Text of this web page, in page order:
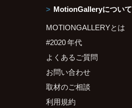
MotionGalleryについて
MOTIONGALLERYとは
#2020 年代
よくあるご質問
お問い合わせ
取材のご相談
利用規約